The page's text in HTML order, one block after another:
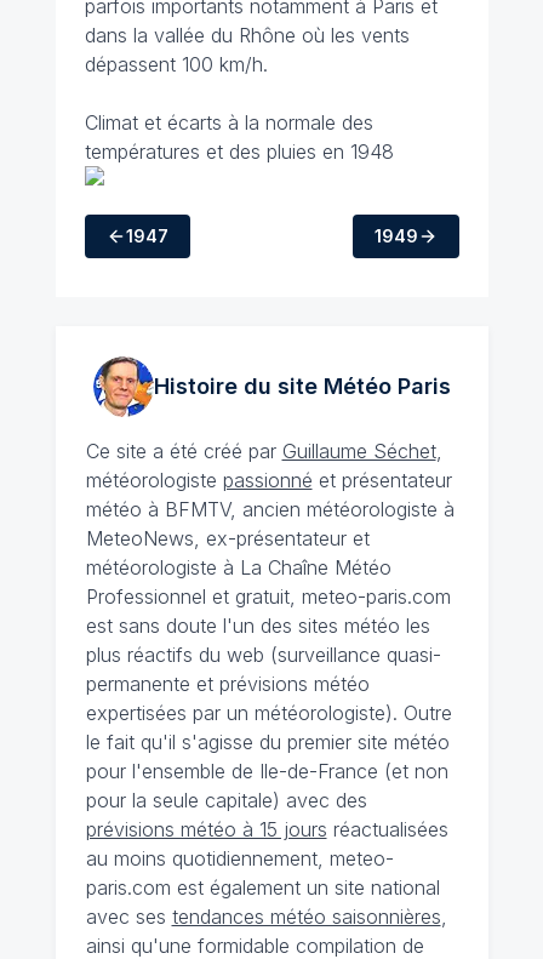
parfois importants notamment à Paris et
dans la vallée du Rhône où les vents
dépassent 100 km/h.
Climat et écarts à la normale des
températures et des pluies en 1948
1947 1949
Histoire du site MétéoParis
Ce site a été créé par Guillaume Séchet,
météorologiste passionné et présentateur
météo à BFMTV, ancien météorologiste à
MeteoNews, ex-présentateur et
météorologiste à La Chaîne Météo
Professionnel et gratuit, meteo-paris.com
est sans doute l'un des sites météo les
plus réactifs du web (surveillance quasi-
permanente et prévisions météo
expertisées par un météorologiste). Outre
le fait qu'il s'agisse du premier site météo
pour l'ensemble de Ile-de-France (et non
pour la seule capitale) avec des
prévisions météo à 15 jours réactualisées
au moins quotidiennement, meteo-
paris.com est également un site national
avec ses tendances météo saisonnières
ainsi qu'une formidable compilation de